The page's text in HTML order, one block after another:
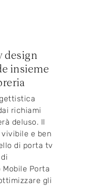
design
insieme
richiami
deluso. Il
e ben
di porta tv
Porta
gli